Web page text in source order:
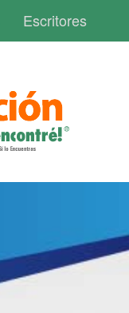
Escritores